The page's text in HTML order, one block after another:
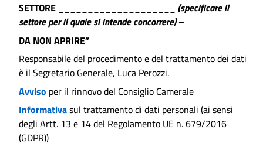
SETTORE ____________________ (specificare il
settore per il quale si intende concorrere)–
DA NON APRIRE”
Responsabile del procedimento e del trattamento dei dati
è il Segretario Generale, Luca Perozzi.
Avviso per il rinnovo del Consiglio Camerale
Informativasul trattamento di dati personali (ai sensi
degli Artt. 13 e 14 del Regolamento UE n. 679/2016
(GDPR))